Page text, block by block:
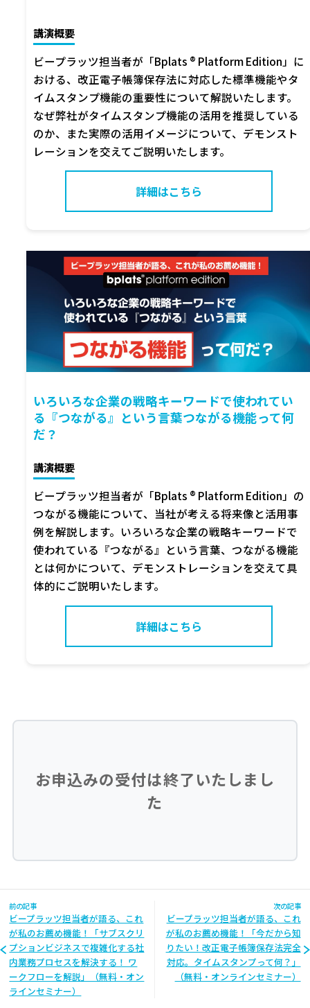
講演概要
ビープラッツ担当者が「Bplats ® Platform Edition」に
おける、改正電子帳簿保存法に対応した標準機能やタ
イムスタンプ機能の重要性について解説いたします。
なぜ弊社がタイムスタンプ機能の活用を推奨している
のか、また実際の活用イメージについて、デモンスト
レーションを交えてご説明いたします。
詳細はこちら
いろいろな企業の戦略キーワードで使われてい
る『つながる』という言葉つながる機能って何
だ？
講演概要
ビープラッツ担当者が「Bplats ® Platform Edition」の
つながる機能について、当社が考える将来像と活用事
例を解説します。いろいろな企業の戦略キーワードで
使われている『つながる』という言葉、つながる機能
とは何かについて、デモンストレーションを交えて具
体的にご説明いたします。
詳細はこちら
お申込みの受付は終了いたしまし
た
前の記事
ビープラッツ担当者が語る、これ
が私のお薦め機能！「サブスクリ
プションビジネスで複雑化する社
内業務プロセスを解決する！ ワ
ークフローを解説」（無料・オン
ラインセミナー）
次の記事
ビープラッツ担当者が語る、これ
が私のお薦め機能！「今だから知
りたい！改正電子帳簿保存法完全
対応。タイムスタンプって何？」
（無料・オンラインセミナー）